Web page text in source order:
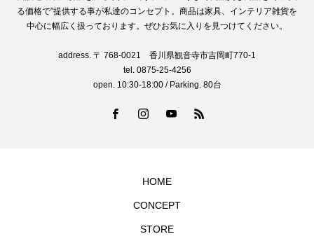
る価格で”提供する事が私達のコンセプト。商品は家具、インテリア雑貨を
中心に幅広く扱っております。ぜひお気に入りを見つけてください。
address. 〒 768-0021 香川県観音寺市吉岡町770-1
tel. 0875-25-4256
open. 10:30-18:00 / Parking. 80台
HOME
CONCEPT
STORE